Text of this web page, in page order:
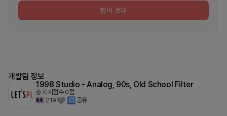
멤버 초대
개발팀 정보
1998 Studio - Analog, 90s, Old School Filter
총 지지점수 0점
219
공유